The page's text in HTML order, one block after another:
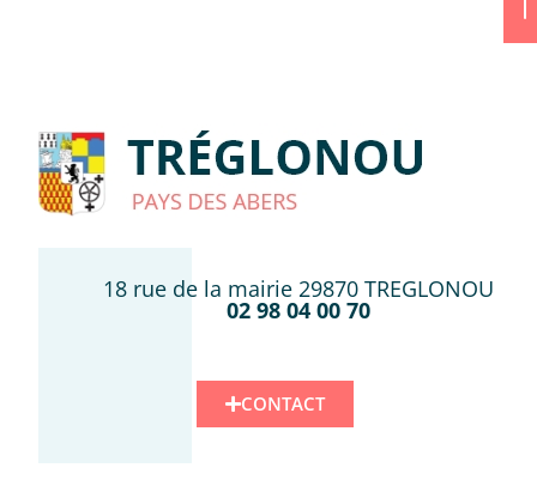
18 rue de la mairie 29870 TREGLONOU
02 98 04 00 70
CONTACT